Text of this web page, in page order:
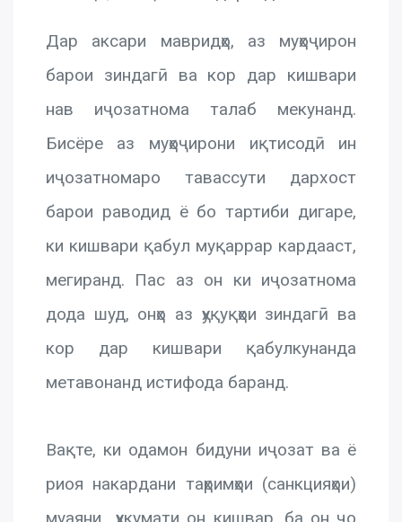
Дар аксари мавридҳо, аз муҳоҷирон
барои зиндагӣ ва кор дар кишвари
нав иҷозатнома талаб мекунанд.
Бисёре аз муҳоҷирони иқтисодӣ ин
иҷозатномаро тавассути дархост
барои раводид ё бо тартиби дигаре,
ки кишвари қабул муқаррар кардааст,
мегиранд. Пас аз он ки иҷозатнома
дода шуд, онҳо аз ҳуқуқҳои зиндагӣ ва
кор дар кишвари қабулкунанда
метавонанд истифода баранд.
Вақте, ки одамон бидуни иҷозат ва ё
риоя накардани таҳримҳои (санкцияҳои)
муаяни ҳукумати он кишвар, ба он ҷо